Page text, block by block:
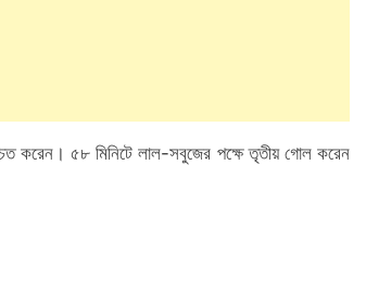
করেন। ৫৮ মিনিটে লাল-সবুজের পক্ষে তৃতীয় গোল করেন